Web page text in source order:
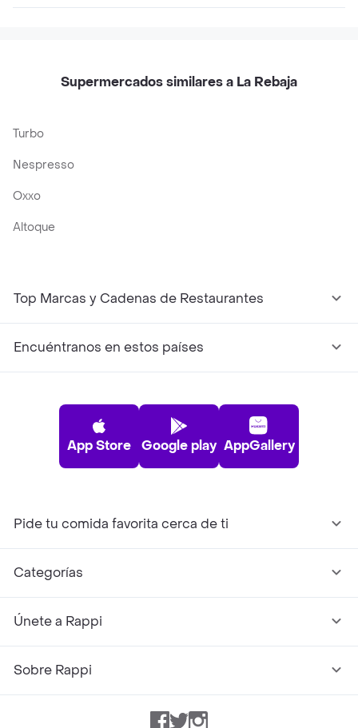
Supermercados similares a La Rebaja
Turbo
Nespresso
Oxxo
Altoque
Top Marcas y Cadenas de Restaurantes
Encuéntranos en estos países
App Store Google play AppGallery
Pide tu comida favorita cerca de ti
Categorías
Únete a Rappi
Sobre Rappi
Facebook
TwitterInstagram